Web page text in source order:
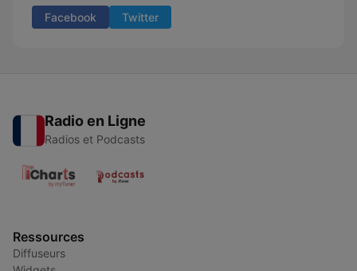
Facebook Twitter
Radio en Ligne
Radios et Podcasts
Ressources
Diffuseurs